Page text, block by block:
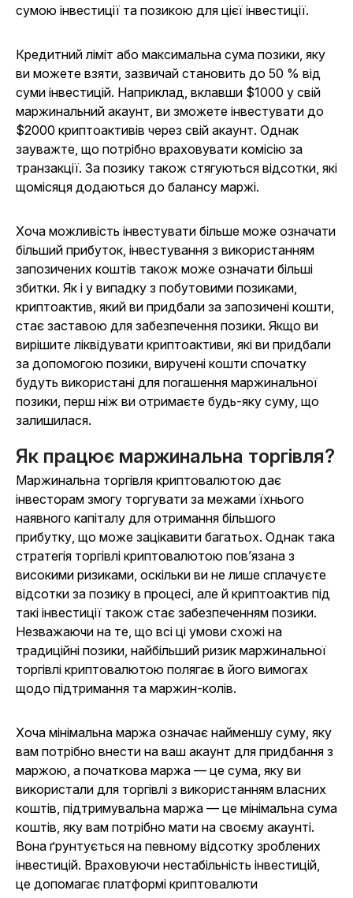
сумою інвестиції та позикою для цієї інвестиції.
Кредитний ліміт або максимальна сума позики, яку
ви можете взяти, зазвичай становить до 50 % від
суми інвестицій. Наприклад, вклавши $1000 у свій
маржинальний акаунт, ви зможете інвестувати до
$2000 криптоактивів через свій акаунт. Однак
зауважте, що потрібно враховувати комісію за
транзакції. За позику також стягуються відсотки, які
щомісяця додаються до балансу маржі.
Хоча можливість інвестувати більше може означати
більший прибуток, інвестування з використанням
запозичених коштів також може означати більші
збитки. Як і у випадку з побутовими позиками,
криптоактив, який ви придбали за запозичені кошти,
стає заставою для забезпечення позики. Якщо ви
вирішите ліквідувати криптоактиви, які ви придбали
за допомогою позики, виручені кошти спочатку
будуть використані для погашення маржинальної
позики, перш ніж ви отримаєте будь-яку суму, що
залишилася.
Як працює маржинальна торгівля?
Маржинальна торгівля криптовалютою дає
інвесторам змогу торгувати за межами їхнього
наявного капіталу для отримання більшого
прибутку, що може зацікавити багатьох. Однак така
стратегія торгівлі криптовалютою пов’язана з
високими ризиками, оскільки ви не лише сплачуєте
відсотки за позику в процесі, але й криптоактив під
такі інвестиції також стає забезпеченням позики.
Незважаючи на те, що всі ці умови схожі на
традиційні позики, найбільший ризик маржинальної
торгівлі криптовалютою полягає в його вимогах
щодо підтримання та маржин-колів.
Хоча мінімальна маржа означає найменшу суму, яку
вам потрібно внести на ваш акаунт для придбання з
маржою, а початкова маржа — це сума, яку ви
використали для торгівлі з використанням власних
коштів, підтримувальна маржа — це мінімальна сума
коштів, яку вам потрібно мати на своєму акаунті.
Вона ґрунтується на певному відсотку зроблених
інвестицій. Враховуючи нестабільність інвестицій,
це допомагає платформі криптовалюти